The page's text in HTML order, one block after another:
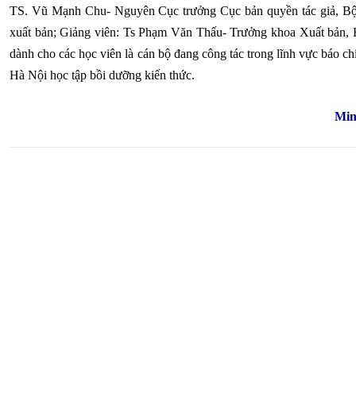
TS. Vũ Mạnh Chu- Nguyên Cục trưởng Cục bản quyền tác giả,
xuất bản; Giảng viên: Ts Phạm Văn Thấu- Trưởng khoa Xuất
dành cho các học viên là cán bộ đang công tác trong lĩnh vực báo
Hà Nội học tập bồi dưỡng kiến thức.